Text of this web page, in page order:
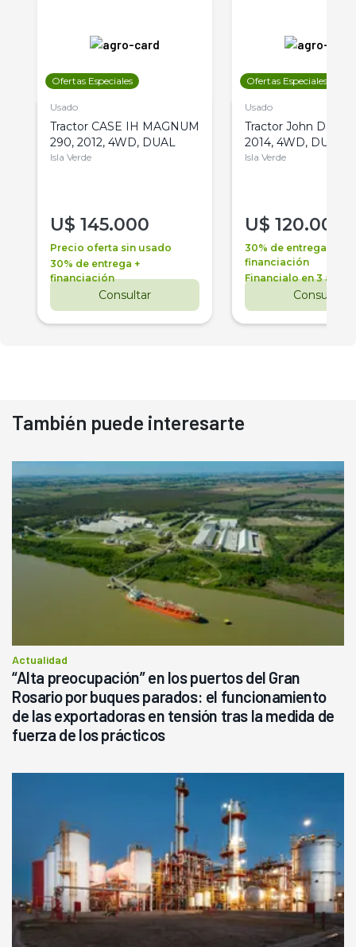
Ofertas Especiales
Usado
Tractor CASE IH MAGNUM
290, 2012, 4WD, DUAL
Isla Verde
U$ 145.000
Precio oferta sin usado
30% de entrega +
financiación
Consultar
Ofertas Especiales
Usado
Tractor John Deere
2014, 4WD, DUAL
Isla Verde
U$ 120.000
30% de entrega +
financiación
Financialo en 3 años
Consultar
También puede interesarte
Actualidad
“Alta preocupación” en los puertos del Gran
Rosario por buques parados: el funcionamiento
de las exportadoras en tensión tras la medida de
fuerza de los prácticos